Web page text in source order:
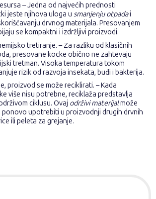
– Jedna od najvećih prednosti
jeste njihova uloga u smanjenju otpadai
drvnog materijala. Presovanjem
se kompaktni i izdržljivi proizvodi.
tretiranje. – Za razliku od klasičnih
presovane kocke obično ne zahtevaju
tretman. Visoka temperatura tokom
rizik od razvoja insekata, buđi i bakterija.
proizvod se može reciklirati. – Kada
više nisu potrebne, reciklaža predstavlja
ciklusu. Ovaj održivi materijalmože
ponovo upotrebiti u proizvodnji drugih drvnih
ili peleta za grejanje.